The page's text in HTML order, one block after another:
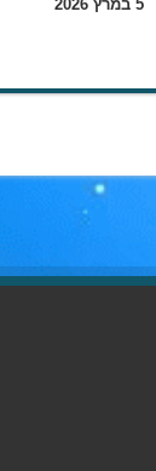
5 במרץ 2026